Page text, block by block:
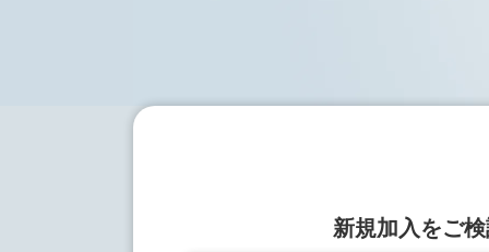
新規加入をご